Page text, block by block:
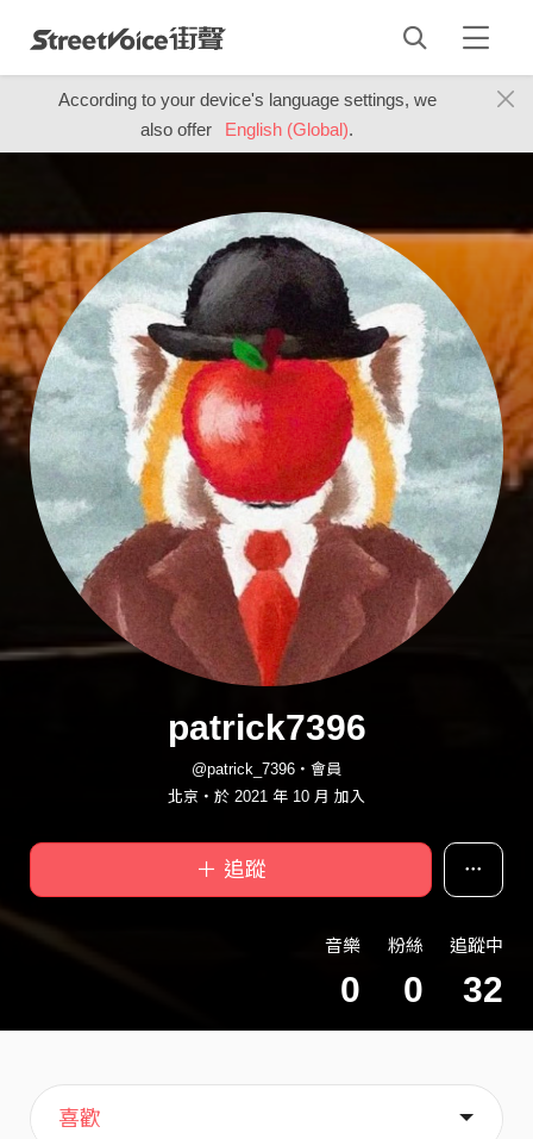
According to your device's language settings, we
also offer
English (Global).
patrick7396
@patrick_7396・會員
北京・於 2021 年 10 月 加入
＋ 追蹤
音樂
0
粉絲
0
追蹤中
32
主頁
喜歡
關於